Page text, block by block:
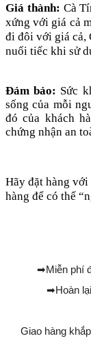
Giá thành: Cà
xứng với giá cả
đi đôi với giá cả,
nuối tiếc khi sử
Đảm bảo: Sức
sống của mỗi
đó của khách
chứng nhận an
Hãy đặt hàng với
hàng để có thể
➡Miễn phí
➡Hoàn
Giao hàng